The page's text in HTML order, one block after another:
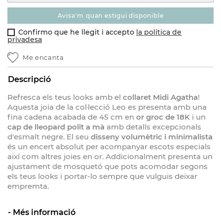
avisa'm quan estigui disponible
Confirmo que he llegit i accepto la política de
privadesa
Me encanta
Descripció
Refresca els teus looks amb el collaret Midi Agatha!
Aquesta joia de la col·lecció Leo es presenta amb una
fina cadena acabada de 45 cm en or groc de 18K i un
cap de lleopard polit a mà amb detalls excepcionals
d'esmalt negre. El seu disseny volumètric i minimalista
és un encert absolut per acompanyar escots especials
així com altres joies en or. Addicionalment presenta un
ajustament de mosquetó que pots acomodar segons
els teus looks i portar-lo sempre que vulguis deixar
empremta.
Més informació